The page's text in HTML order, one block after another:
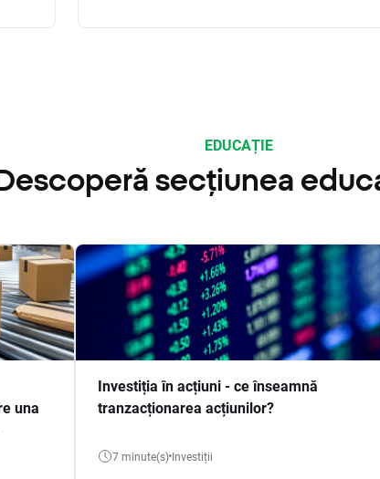
EDUCAȚIE
secțiunea
una
Investiția în acțiuni - ce înseamnă
tranzacționarea acțiunilor?
7 minute(s) Investiții